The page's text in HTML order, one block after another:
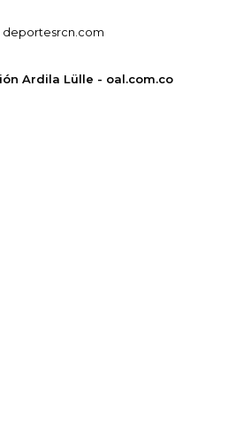
deportesrcn.com
Ardila Lülle - oal.com.co